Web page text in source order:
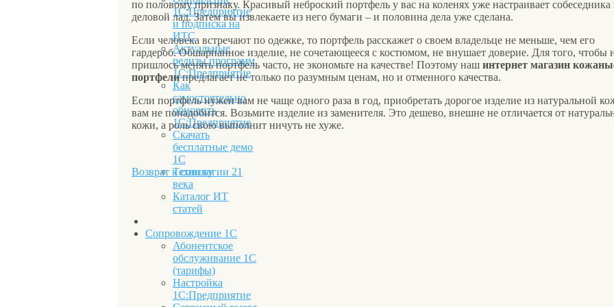
1С:Предприятие
и подписка на
ИТС
Актуальные
релизы программ
1С:Предприятие
Как
самостоятельно
обновить
1С:Предприятие
Скачать
бесплатные демо
1С
Технологии 21
века
Каталог ИТ
статей
Сопровождение 1С
Абонентское
обслуживание 1С
(тарифы)
Настройка
1С:Предприятие
по половому признаку. Красивый неброский портфель у вас на коленях уже настраивает собеседника
деловой лад. Затем вы извлекаете из него бумаги – и половина дела уже сделана.
Если человека встречают по одежке, то портфель расскажет о своем владельце не меньше, чем его
гардероб. Обшарпанное изделие, не сочетающееся с костюмом, не внушает доверие. Для того, чтобы
пришлось менять портфель часто, не экономьте на качестве! Поэтому наш интернет магазин
портфелипредлагает не только по разумным ценам, но и отменного качества.
Если портфель нужен вам не чаще одного раза в год, приобретать дорогое изделие из натуральной
вам не понадобится. Возьмите изделие из заменителя. Это дешево, внешне не отличается от
кожи, а роль свою выполнит ничуть не хуже.
Возврат к списку